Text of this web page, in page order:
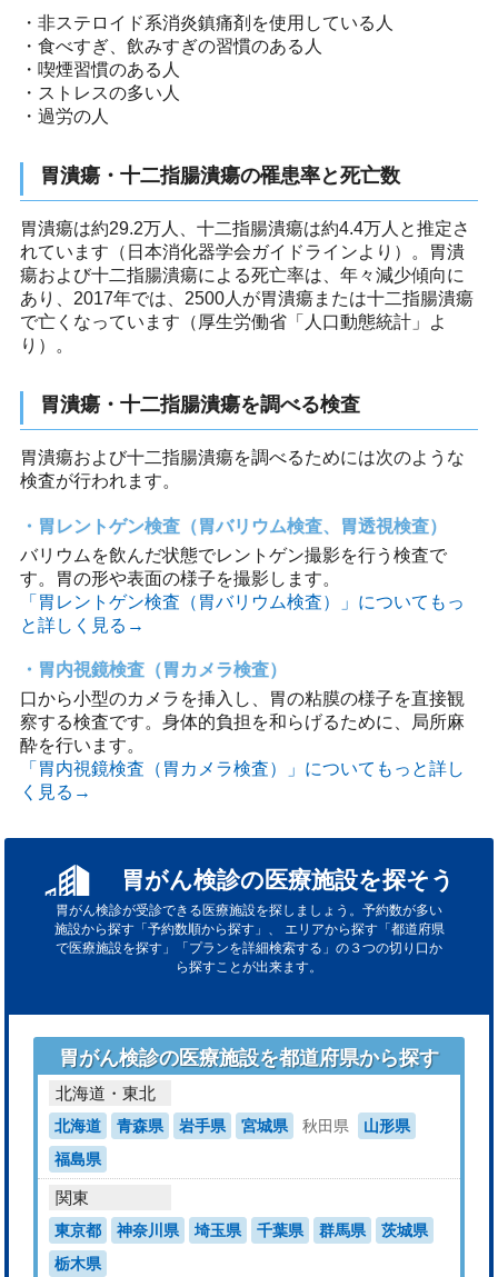
・非ステロイド系消炎鎮痛剤を使用している人
・食べすぎ、飲みすぎの習慣のある人
・喫煙習慣のある人
・ストレスの多い人
・過労の人
胃潰瘍・十二指腸潰瘍の罹患率と死亡数
胃潰瘍は約29.2万人、十二指腸潰瘍は約4.4万人と推定さ
れています（日本消化器学会ガイドラインより）。胃潰
瘍および十二指腸潰瘍による死亡率は、年々減少傾向に
あり、2017年では、2500人が胃潰瘍または十二指腸潰瘍
で亡くなっています（厚生労働省「人口動態統計」よ
り）。
胃潰瘍・十二指腸潰瘍を調べる検査
胃潰瘍および十二指腸潰瘍を調べるためには次のような
検査が行われます。
胃レントゲン検査（胃バリウム検査、胃透視検査）
バリウムを飲んだ状態でレントゲン撮影を行う検査で
す。胃の形や表面の様子を撮影します。
「胃レントゲン検査（胃バリウム検査）」についてもっ
と詳しく見る→
胃内視鏡検査（胃カメラ検査）
口から小型のカメラを挿入し、胃の粘膜の様子を直接観
察する検査です。身体的負担を和らげるために、局所麻
酔を行います。
「胃内視鏡検査（胃カメラ検査）」についてもっと詳し
く見る→
胃がん検診の医療施設を探そう
胃がん検診が受診できる医療施設を探しましょう。予約数が多い
施設から探す「予約数順から探す」、
エリアから探す「都道府県
で医療施設を探す」「プランを詳細検索する」の３つの切り口か
ら探すことが出来ます。
胃がん検診の医療施設を都道府県から探す
北海道・東北
北海道 青森県 岩手県 宮城県 秋田県
山形県
福島県
関東
東京都 神奈川県 埼玉県 千葉県 群馬県
茨城県
栃木県